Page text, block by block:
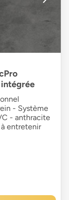
- Système
- anthracite
entretenir